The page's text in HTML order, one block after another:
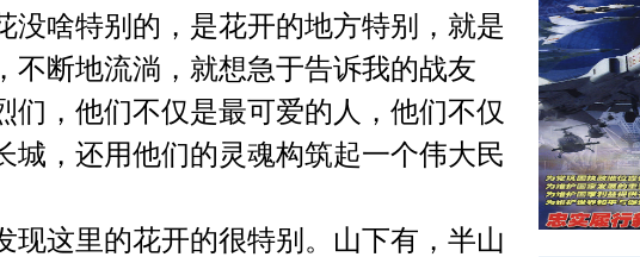
没啥特别的，是花开的地方特别，就是
不断地流淌，就想急于告诉我的战友
们，他们不仅是最可爱的人，他们不仅
城，还用他们的灵魂构筑起一个伟大民
这里的花开的很特别。山下有，半山